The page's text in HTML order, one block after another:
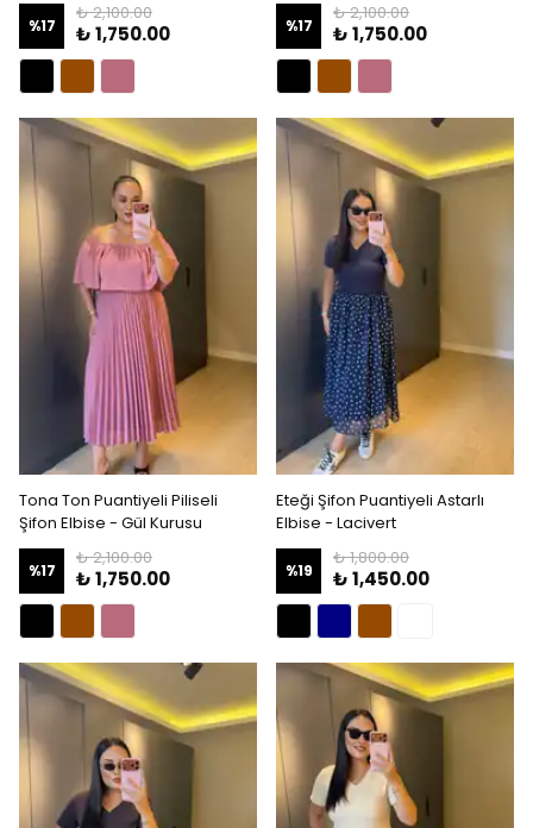
%17
₺ 2,100.00
₺ 1,750.00 %17
₺ 2,100.00
₺ 1,750.00
Tona Ton Puantiyeli Piliseli
Şifon Elbise - Gül Kurusu
%17
₺ 2,100.00
₺ 1,750.00
Eteği Şifon Puantiyeli Astarlı
Elbise - Lacivert
%19
₺ 1,800.00
₺ 1,450.00